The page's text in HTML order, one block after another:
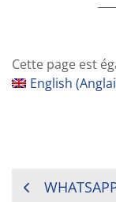
Cette page est
English (